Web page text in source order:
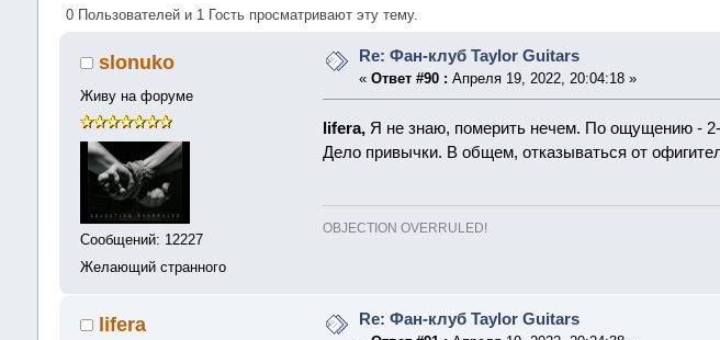
0 Пользователей и 1 Гость просматривают эту тему.
slonuko
Живу на форуме
Сообщений: 12227
Желающий странного
Re: Фан-клуб Taylor Guitars
«Ответ #90 : Апреля 19, 2022, 20:04:18 »
lifera,Я не знаю, померить нечем. По ощущению -
Дело привычки. В общем, отказываться от
OBJECTION OVERRULED!
lifera Re: Фан-клуб Taylor Guitars